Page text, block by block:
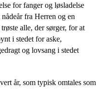
for fanger og løsladelse
fra Herren og en
alle, der sørger, for at
i stedet for aske,
og lovsang i stedet
år, som typisk omtales som